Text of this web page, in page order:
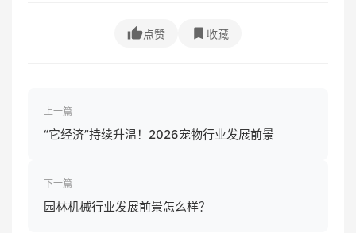
点赞 收藏
上一篇
“它经济”持续升温！2026宠物行业发展前景
下一篇
园林机械行业发展前景怎么样？